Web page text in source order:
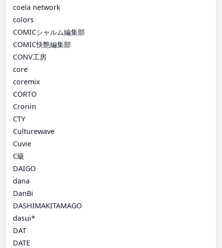
coela network
colors
COMICシャルム編集部
COMIC快艶編集部
CONV工房
core
coremix
CORTO
Croriin
CTY
Culturewave
Cuvie
C級
DAIGO
dana
DanBi
DASHIMAKITAMAGO
dasui*
DAT
DATE